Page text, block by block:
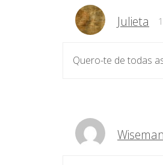
Julieta
Quero-te de todas
Wiseman